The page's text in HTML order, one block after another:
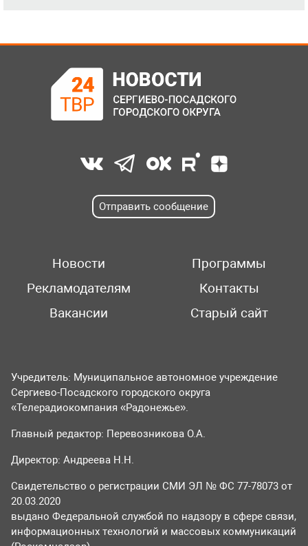
Отправить сообщение
Новости
Программы
Рекламодателям
Контакты
Вакансии
Старый сайт
Учредитель: Муниципальное автономное учреждение
Сергиево-Посадского городского округа
«Телерадиокомпания «Радонежье».
Главный редактор: Перевозникова О.А.
Директор: Андреева Н.Н.
Свидетельство о регистрации СМИ ЭЛ № ФС 77-78073 от
20.03.2020
выдано Федеральной службой по надзору в сфере связи,
информационных технологий и массовых коммуникаций